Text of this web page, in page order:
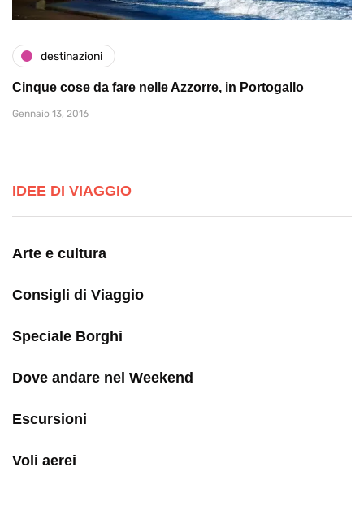
destinazioni
Cinque cose da fare nelle Azzorre, in Portogallo
Gennaio 13, 2016
IDEE DI VIAGGIO
Arte e cultura
Consigli di Viaggio
Speciale Borghi
Dove andare nel Weekend
Escursioni
Voli aerei